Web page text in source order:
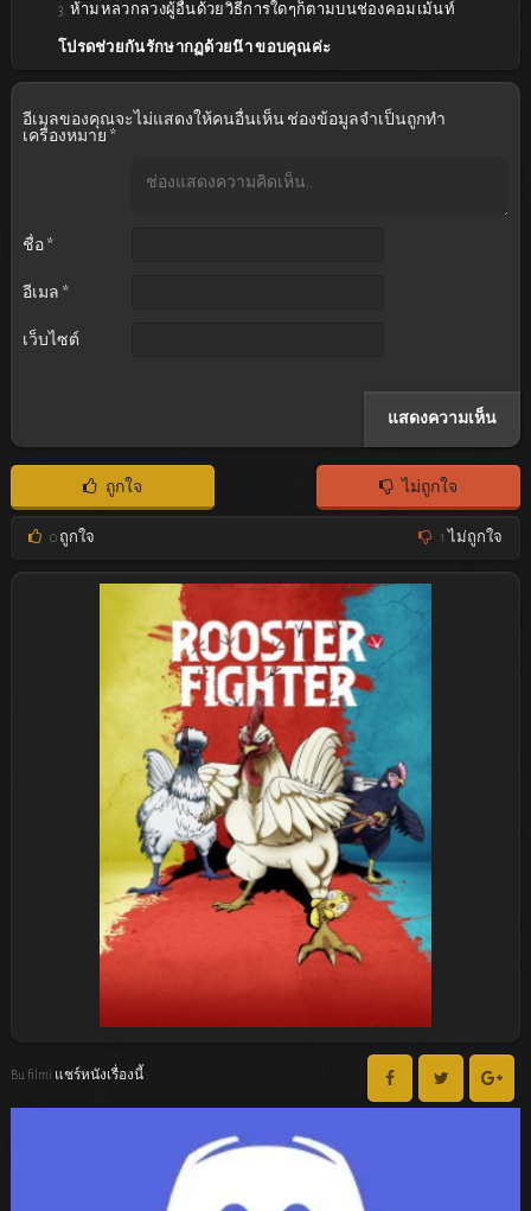
3. ห้ามหลวกลวงผู้อื่นด้วยวิธีการใดๆก็ตามบนช่องคอมเม้นท์
โปรดช่วยกันรักษากฏด้วยน๊า ขอบคุณค่ะ
อีเมลของคุณจะไม่แสดงให้คนอื่นเห็น ช่องข้อมูลจำเป็นถูกทำ
เครื่องหมาย *
ชื่อ *
อีเมล *
เว็บไซต์
ถูกใจ ไม่ถูกใจ
0ถูกใจ 1 ไม่ถูกใจ
Bu filmi แชร์หนังเรื่องนี้ :